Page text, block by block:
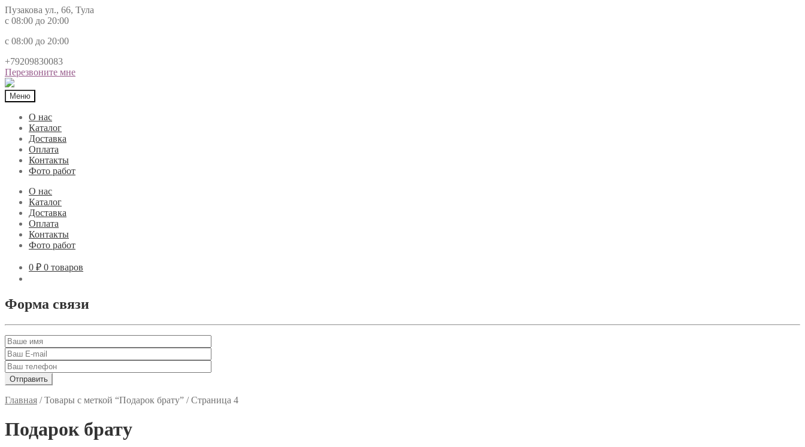
Пузакова ул., 66, Тула
с 08:00 до 20:00
с 08:00 до 20:00
+79209830083
Перезвоните мне
Меню
О нас
Каталог
Доставка
Оплата
Контакты
Фото работ
О нас
Каталог
Доставка
Оплата
Контакты
Фото работ
0 ₽ 0 товаров
Форма связи
Главная /Товары с меткой “Подарок брату” /Страница 4
Подарок брату